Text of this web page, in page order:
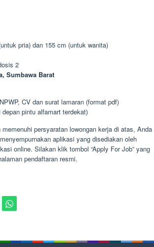
pria) dan 155 cm (untuk wanita)
2
Sumbawa Barat
CV dan surat lamaran (format pdf)
pintu alfamart terdekat)
persyaratan lowongan kerja di atas, Anda
aplikasi yang disediakan oleh
online. Silakan klik tombol “Apply For Job” yang
pendaftaran resmi.